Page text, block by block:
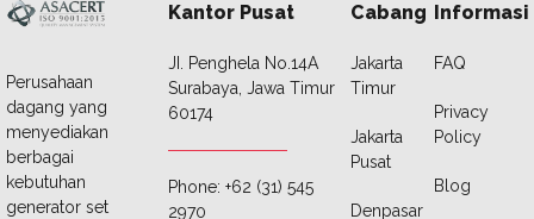
Perusahaan
dagang yang
menyediakan
berbagai
kebutuhan
generator set
Kantor Pusat
JI. Penghela No.14A
Surabaya, Jawa Timur
60174
Phone: +62 (31) 545
2970
Cabang
Jakarta
Timur
Jakarta
Pusat
Denpasar
Informasi
FAQ
Privacy
Policy
Blog